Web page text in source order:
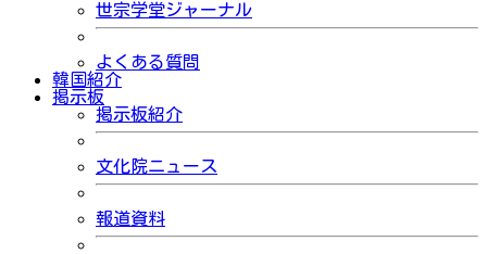
世宗学堂ジャーナル
よくある質問
韓国紹介
掲示板
掲示板紹介
文化院ニュース
報道資料